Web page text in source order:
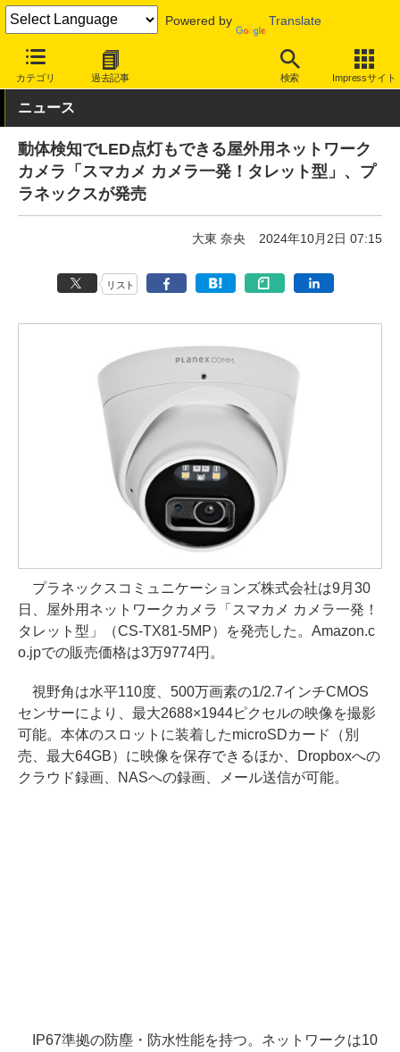
Powered by Translate
カテゴリ 過去記事 検索 Impressサイト
INTERNET Watch ハードウェア その他
ニュース
動体検知でLED点灯もできる屋外用ネットワーク
カメラ「スマカメ カメラ一発！タレット型」、プ
ラネックスが発売
大東 奈央 2024年10月2日 07:15
リスト
プラネックスコミュニケーションズ株式会社は9月30
日、屋外用ネットワークカメラ「スマカメ カメラ一発！
タレット型」（CS-TX81-5MP）を発売した。Amazon.c
o.jpでの販売価格は3万9774円。
視野角は水平110度、500万画素の1/2.7インチCMOS
センサーにより、最大2688×1944ピクセルの映像を撮影
可能。本体のスロットに装着したmicroSDカード（別
売、最大64GB）に映像を保存できるほか、Dropboxへの
クラウド録画、NASへの録画、メール送信が可能。
IP67準拠の防塵・防水性能を持つ。ネットワークは10